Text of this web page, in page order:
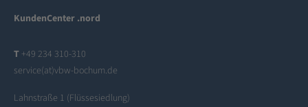
KundenCenter .nord
T +49 234 310-310
service(at)vbw-bochum.de
Lahnstraße 1 (Flüssesiedlung)